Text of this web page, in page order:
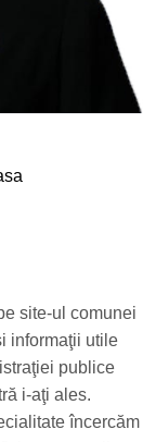
site-ul comunei
informaţii utile
publice
i-aţi ales.
încercăm